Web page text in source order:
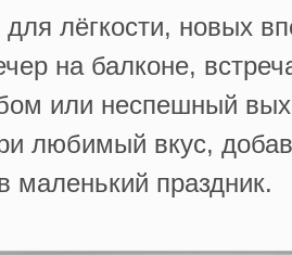
лёгкости, новых
на балконе,
или неспешный
любимый вкус,
маленький праздник.